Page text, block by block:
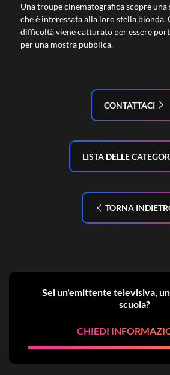
Sei un'emittente televisiva,
scuola?
CHIEDI
Una troupe cinematografica scopre una
che è interessata alla loro stella bionda.
difficoltà viene catturato per essere
per una mostra pubblica.
CONTATTACI
LISTA DELLE
TORNA